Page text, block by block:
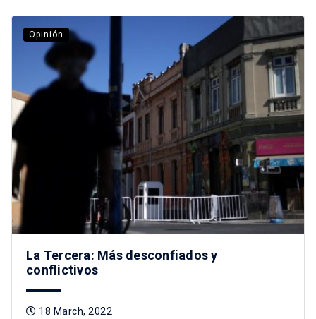
Opinión
La Tercera: Más desconfiados y
conflictivos
18 March, 2022